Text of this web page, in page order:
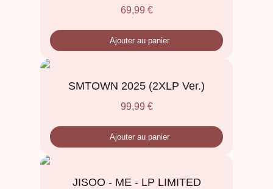
69,99 €
Ajouter au panier
SMTOWN 2025 (2XLP Ver.)
99,99 €
Ajouter au panier
JISOO - ME - LP LIMITED